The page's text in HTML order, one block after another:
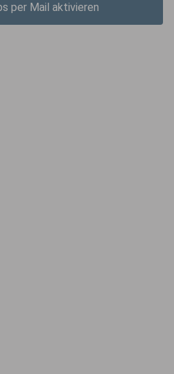
per Mail aktivieren